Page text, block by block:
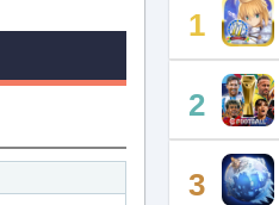
1
2
3